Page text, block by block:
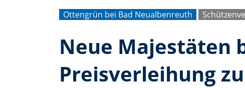
Ottengrün bei Bad Neualbenreuth
Neue Majestäten
Preisverleihung